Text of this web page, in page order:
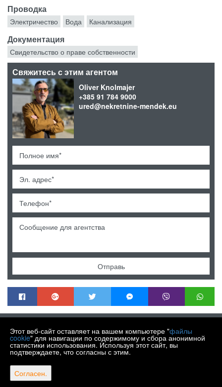
Проводка
Электричество Вода Канализация
Документация
Свидетельство о праве собственности
Свяжитесь с этим агентом
Oliver Knolmajer
+385 91 784 9000
ured@nekretnine-mendek.eu
Отправь
Trg Matije Gupca 21, Varaždin HR-42000
+385 99 430 9770
info@nekretnine-mendek.eu
Фиксированный курс конвертации 1 EUR = 7,53450 HRK
Этот веб-сайт оставляет на вашем компьютере "файлы
cookie" для навигации по содержимому и сбора анонимной
статистики использования. Используя этот сайт, вы
подтверждаете, что согласны с этим.
Согласен.